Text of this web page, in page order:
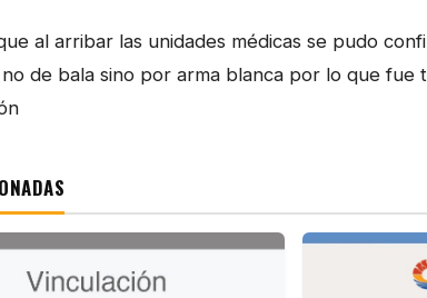
al arribar las unidades médicas se pudo
de bala sino por arma blanca por lo que fue